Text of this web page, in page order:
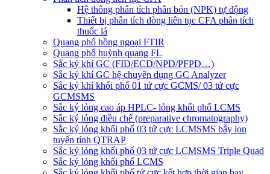
Hệ thống phân tích phân bón (NPK) tự động
Thiết bị phân tích dòng liên tục CFA phân tích
thuốc lá
Quang phổ hồng ngoại FTIR
Quang phổ huỳnh quang FL
Sắc ký khí GC (FID/ECD/NPD/PFPD…)
Sắc ký khí GC hệ chuyên dụng GC Analyzer
Sắc ký khí khối phổ 01 tứ cực GCMS/ 03 tứ cực
GCMSMS
Sắc ký lỏng cao áp HPLC- lỏng khối phổ LCMS
Sắc ký lỏng điều chế (preparative chromatography)
Sắc ký lỏng khối phổ 03 tứ cực LCMSMS bẫy ion
tuyến tính QTRAP
Sắc ký lỏng khối phổ 03 tứ cực LCMSMS Triple Quad
Sắc ký lỏng khối phổ LCMS